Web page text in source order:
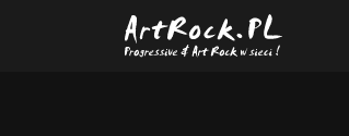
Przejdź do treści głównej